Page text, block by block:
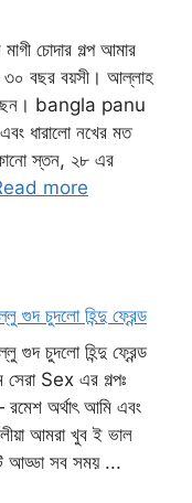
চোদার গল্প আমার
৩০ বছর বয়সী। আল্লাহ
bangla panu
ধারালো নখের মত
স্তন, ২৮ এর
more
গুদ চুদলো হিন্দু ফ্রেন্ড
গুদ চুদলো হিন্দু ফ্রেন্ড
Sex এর গল্পঃ
অর্থাৎ আমি এবং
আমরা খুব ই ভাল
আড্ডা সব সময় ...